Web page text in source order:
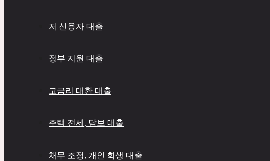
저 신용자 대출
정부 지원 대출
고금리 대환 대출
주택 전세, 담보 대출
채무 조정, 개인 회생 대출